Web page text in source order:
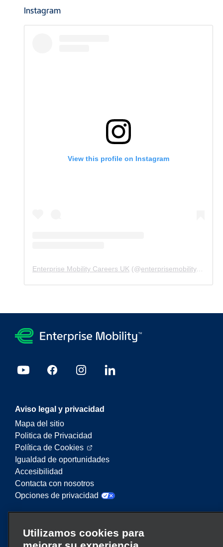
Instagram
View this profile on Instagram
Enterprise Mobility Careers UK (@enterprisemobility.careers.uk
Aviso legal y privacidad
Mapa del sitio
Politica de Privacidad
Política de Cookies
Igualdad de oportunidades
Accesibilidad
Contacta con nosotros
Opciones de privacidad
servicios de movilidad. En este sitio web,
“Enterprise Mobility” se utiliza para hacer
Utilizamos cookies para